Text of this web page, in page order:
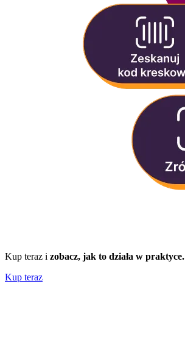
Kup teraz i zobacz, jak to działa w praktyce.
Kup teraz